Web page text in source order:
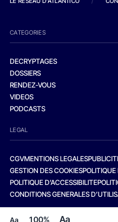
Aa 100% Aa
CATEGORIES
DECRYPTAGES
DOSSIERS
RENDEZ-VOUS
VIDEOS
PODCASTS
LEGAL
CGVMENTIONS LEGALES
GESTION DES COOKIES
POLITIQUE D’ACCESSIBILITE
CONDITIONS GENERALES